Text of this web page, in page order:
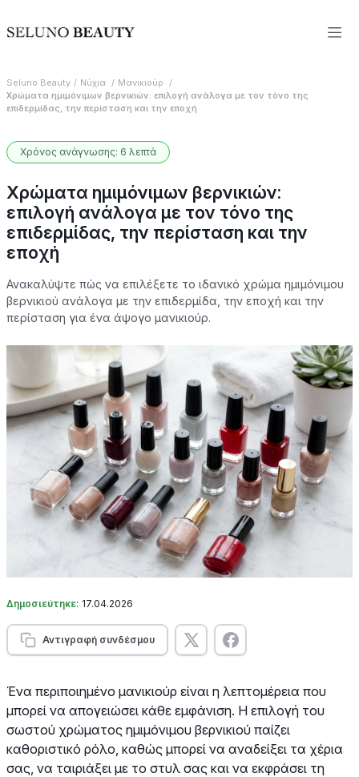
Seluno Beauty Νύχια
Μανικιούρ
Χρώματα ημιμόνιμων βερνικιών: επιλογή ανάλογα με τον τόνο της
επιδερμίδας, την περίσταση και την εποχή
Χρόνος ανάγνωσης: 6 λεπτά
Χρώματα ημιμόνιμων βερνικιών:
επιλογή ανάλογα με τον τόνο της
επιδερμίδας, την περίσταση και την
εποχή
Ανακαλύψτε πώς να επιλέξετε το ιδανικό χρώμα ημιμόνιμου
βερνικιού ανάλογα με την επιδερμίδα, την εποχή και την
περίσταση για ένα άψογο μανικιούρ.
Δημοσιεύτηκε: 17.04.2026
Αντιγραφή συνδέσμου
Ένα περιποιημένο μανικιούρ είναι η λεπτομέρεια που
μπορεί να απογειώσει κάθε εμφάνιση. Η επιλογή του
σωστού χρώματος ημιμόνιμου βερνικιού παίζει
καθοριστικό ρόλο, καθώς μπορεί να αναδείξει τα χέρια
σας, να ταιριάξει με το στυλ σας και να εκφράσει τη